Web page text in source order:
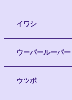
イワシ
ウーパールーパー
ウツボ